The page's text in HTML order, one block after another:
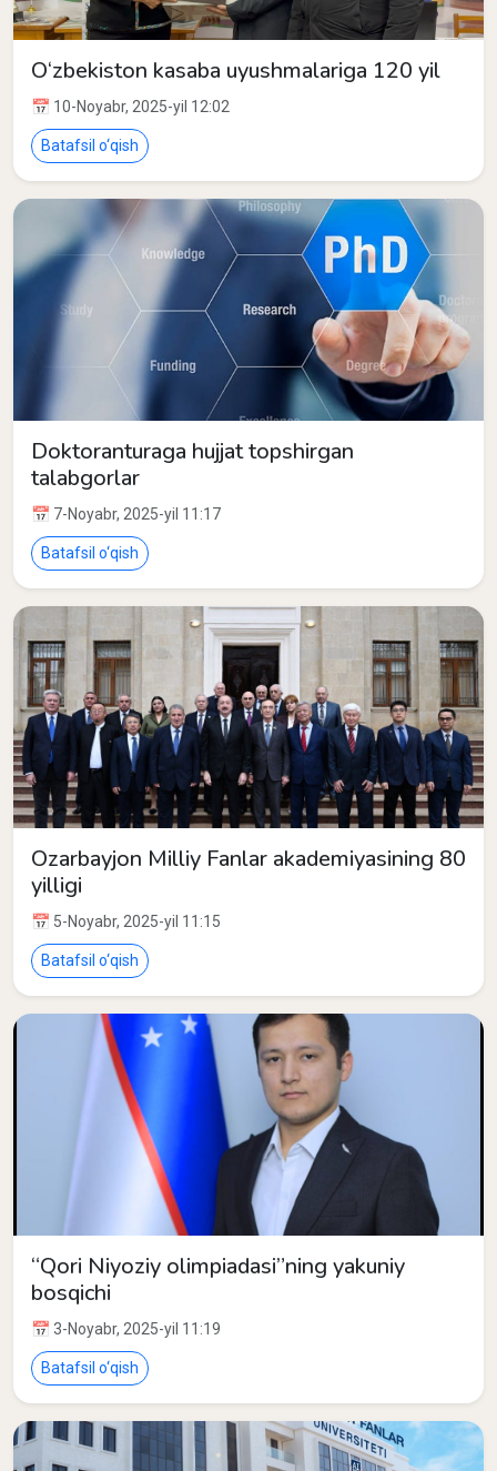
O‘zbekiston kasaba uyushmalariga 120 yil
📅 10-Noyabr, 2025-yil 12:02
Batafsil o‘qish
Doktoranturaga hujjat topshirgan
talabgorlar
📅 7-Noyabr, 2025-yil 11:17
Batafsil o‘qish
Ozarbayjon Milliy Fanlar akademiyasining 80
yilligi
📅 5-Noyabr, 2025-yil 11:15
Batafsil o‘qish
“Qori Niyoziy olimpiadasi”ning yakuniy
bosqichi
📅 3-Noyabr, 2025-yil 11:19
Batafsil o‘qish